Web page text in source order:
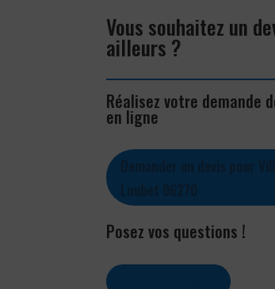
Vous souhaitez un
ailleurs ?
Réalisez votre demande
en ligne
Posez vos questions !